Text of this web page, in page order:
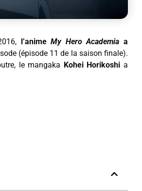
l’animeMy Hero Academia a
(épisode 11 de la saison finale).
le mangaka Kohei Horikoshi a